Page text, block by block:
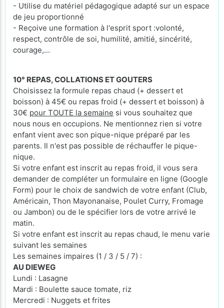
- Utilise du matériel pédagogique adapté sur un espace
de jeu proportionné
- Reçoive une formation à l'esprit sport :volonté,
respect, contrôle de soi, humilité, amitié, sincérité,
courage,...
10° REPAS, COLLATIONS ET GOUTERS
Choisissez la formule repas chaud (+ dessert et
boisson) à 45€ ou repas froid (+ dessert et boisson) à
30€ pour TOUTE la semaine si vous souhaitez que
nous nous en occupions. Ne mentionnez rien si votre
enfant vient avec son pique-nique préparé par les
parents. Il n'est pas possible de réchauffer le pique-
nique.
Si votre enfant est inscrit au repas froid, il vous sera
demander de compléter un formulaire en ligne (Google
Form) pour le choix de sandwich de votre enfant (Club,
Américain, Thon Mayonanaise, Poulet Curry, Fromage
ou Jambon) ou de le spécifier lors de votre arrivé le
matin.
Si votre enfant est inscrit au repas chaud, le menu varie
suivant les semaines
Les semaines impaires (1 / 3 / 5 / 7) :
AU DIEWEG
Lundi : Lasagne
Mardi : Boulette sauce tomate, riz
Mercredi : Nuggets et frites